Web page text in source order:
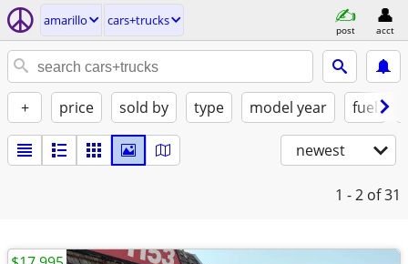
amarillo cars+trucks
post acct
+ price sold by type model year fuel
newest
1 - 2 of 31